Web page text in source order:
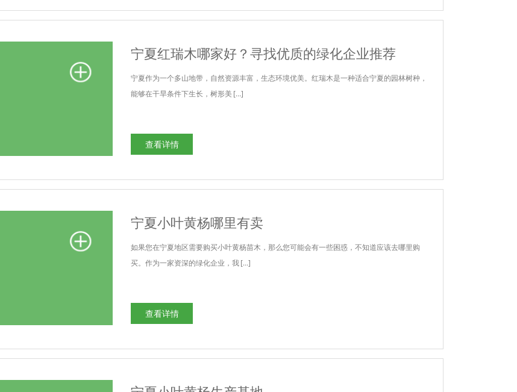
宁夏红瑞木哪家好？寻找优质的绿化企业推荐
宁夏作为一个多山地带，自然资源丰富，生态环境优美。红瑞木是一种适合宁夏的园林树种，
能够在干旱条件下生长，树形美 […]
查看详情
宁夏小叶黄杨哪里有卖
如果您在宁夏地区需要购买小叶黄杨苗木，那么您可能会有一些困惑，不知道应该去哪里购
买。作为一家资深的绿化企业，我 […]
查看详情